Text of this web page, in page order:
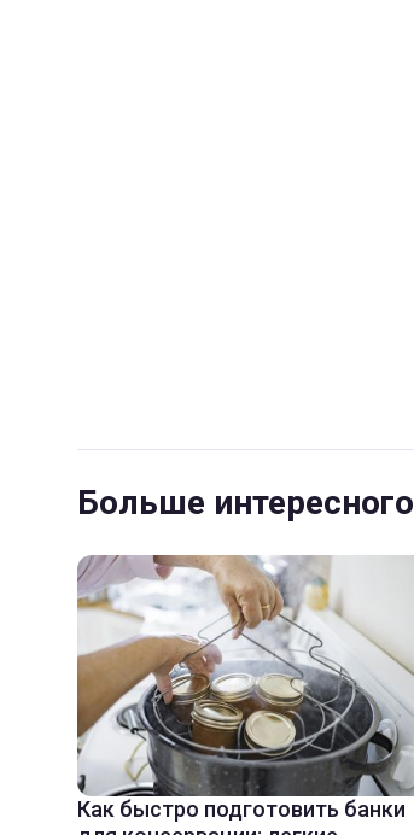
Больше интересного
Как быстро подготовить банки